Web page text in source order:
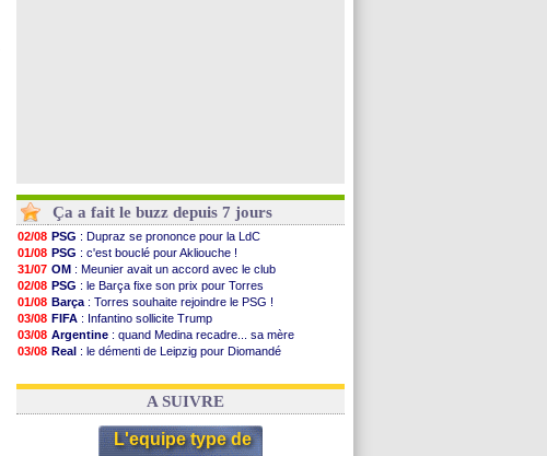
Ça a fait le buzz depuis 7 jours
02/08 PSG : Dupraz se prononce pour la LdC
01/08 PSG : c'est bouclé pour Akliouche !
31/07 OM : Meunier avait un accord avec le club
02/08 PSG : le Barça fixe son prix pour Torres
01/08 Barça : Torres souhaite rejoindre le PSG !
03/08 FIFA : Infantino sollicite Trump
03/08 Argentine : quand Medina recadre... sa mère
03/08 Real : le démenti de Leipzig pour Diomandé
31/07 FIFA: le conseiller d'Infantino démissionne !
A SUIVRE
L'equipe type de